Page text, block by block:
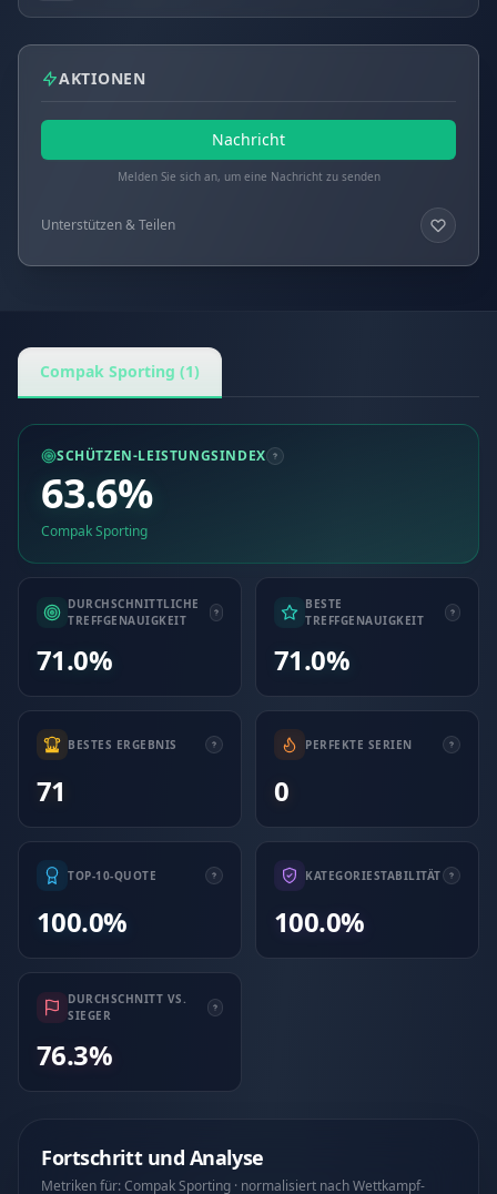
AKTIONEN
Nachricht
Melden Sie sich an, um eine Nachricht zu senden
Unterstützen & Teilen
Compak Sporting (1)
SCHÜTZEN-LEISTUNGSINDEX
63.6%
Compak Sporting
DURCHSCHNITTLICHE
TREFFGENAUIGKEIT
71.0%
BESTE
TREFFGENAUIGKEIT
71.0%
BESTES ERGEBNIS
71
PERFEKTE SERIEN
0
TOP-10-QUOTE
100.0%
KATEGORIESTABILITÄT
100.0%
DURCHSCHNITT VS.
SIEGER
76.3%
Fortschritt und Analyse
Metriken für: Compak Sporting · normalisiert nach Wettkampf-